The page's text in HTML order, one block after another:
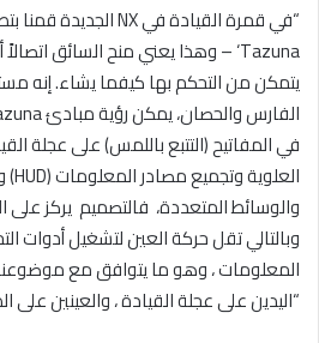
“في قمرة القيادة في الجديدة قمنا
‘Tazuna –
وهذا يعني منح السائق اتصالاً
يتمكن من التحكم بها كيفما يشاء. إنه
الفارس والحصان، يمكن رؤية مبادئ
في المفاتيح (التتبع باللمس) على عجلة
العلوية وتجميع مصادر المعلومات(HUD)
والوسائط المتعددة، فالتصميم يركز على
وبالتالي تقل حركة العين لتشغيل أدوات
المعلومات ، وهو ما يتوافق مع
“اليدين على عجلة القيادة ، والعينين على